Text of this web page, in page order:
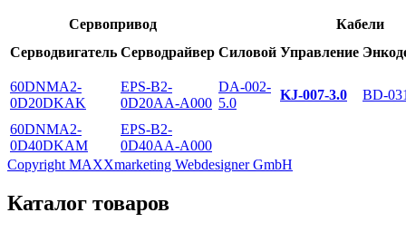
Сервопривод
Кабели
Серводвигатель Серводрайвер Силовой Управление
60DNMA2-
0D20DKAK
EPS-B2-
0D20AA-A000
DA-002-
5.0
KJ-007-3.0 BD-
60DNMA2-
0D40DKAM
EPS-B2-
0D40AA-A000
Copyright MAXXmarketing Webdesigner GmbH
Каталог товаров